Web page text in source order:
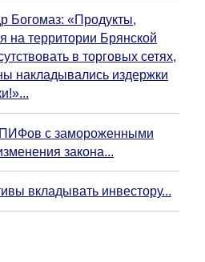
Богомаз: «Продукты,
на территории Брянской
в торговых сетях,
накладывались издержки
с замороженными
закона...
вкладывать инвестору...